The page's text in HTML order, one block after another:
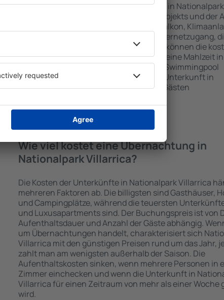
Die Annehmlichkeiten bei Unterkünften in
hängen von der Art des ausgewählten Objekts und der
Sterne ab. Gäste nutzen Küchenzeile, Balkon,
und Kaffeezubehör, Handtücher und Internetzugang,
Unterkünften verfügbar sind. Besucher können die
Parkplätze an der Unterkunft benutzen, eine Mahlzeit
Restaurant bestellen oder ein Hotel mit Swimmingpool
auswählen. Sie können zusätzlich eine Unterkunft in
Nationalpark Villarrica buchen, die den Gästen
Wie viel kostet eine Übernachtung in
Nationalpark Villarrica?
Die Kosten der Unterkünfte in Nationalpark Villarrica
mehreren Faktoren ab. Die billigsten sind Gasthäuser,
und Campingplätze, während die teuersten
und Luxusapartments sind. Der Buchungspreis ist von
Aufenthaltsdauer und Anzahl der Gäste abhängig.
um Übernachtungen handelt, charakterisiert sich
Villarrica mit den günstigen Preisen rund um das Jahr,
zahlt man am wenigsten außerhalb der Saison. Die
Aufenthaltskosten sinken, wenn mehrere Personen in
Zimmer einchecken und wenn die Unterkunft in
Villarrica für einen Zeitraum von mehr als einer Woche
wird.